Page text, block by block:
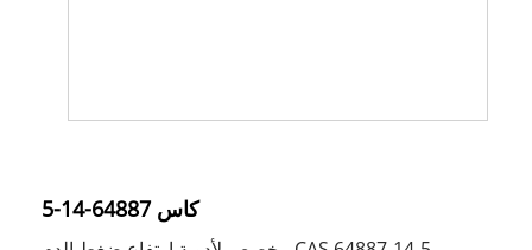
كاس 64887-14-5